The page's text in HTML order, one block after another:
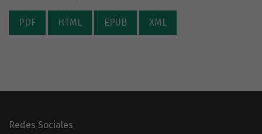
PDF HTML EPUB XML
Redes Sociales